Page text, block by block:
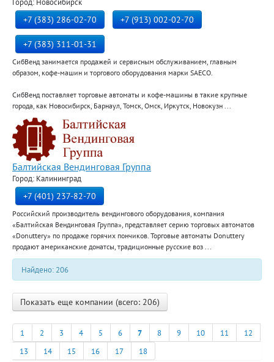
+7 (383) 286-02-70
+7 (913) 002-02-70
+7 (383) 311-01-31
СибВенд занимается продажей и сервисным обслуживанием, главным
образом, кофе-машин и торгового оборудования марки SAECO.
СибВенд поставляет торговые автоматы и кофе-машины в такие крупные
города, как Новосибирск, Барнаул, Томск, Омск, Иркутск, Новокузн ...
Балтийская Вендинговая Группа
Город: Калининград
+7 (401) 237-82-70
Российский производитель вендингового оборудования, компания
«Балтийская Вендинговая Группа», представляет серию торговых автоматов
«Donuttery» по продаже горячих пончиков. Торговые автоматы Donuttery
продают американские донатсы, традиционные русские воз ...
Найдено: 206
Показать еще компании (всего: 206)
1 2 3 4 5 6 7 8 9 10 11
12
13
14 15 16 17 18